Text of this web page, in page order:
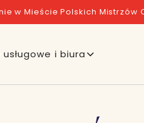
w Mieście Polskich Mistrzów
usługowe i biura